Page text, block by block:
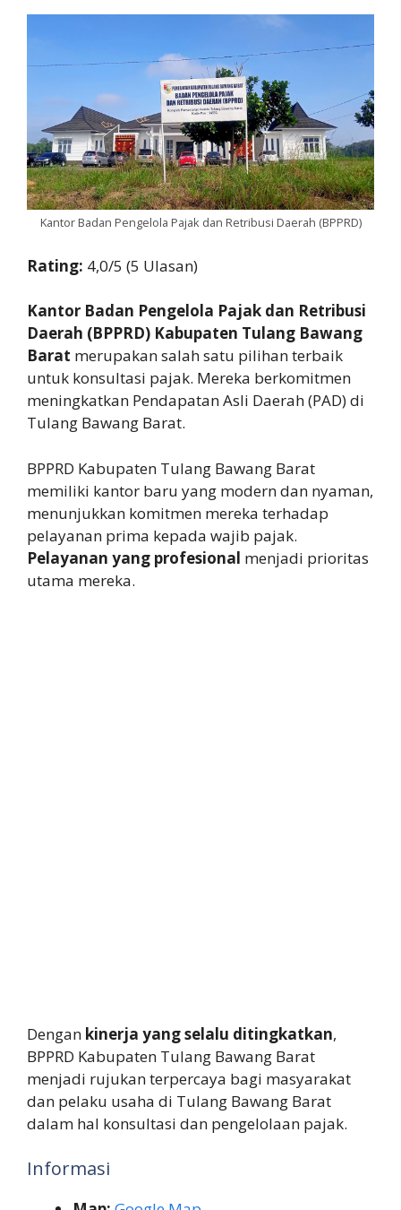
Kantor Badan Pengelola Pajak dan Retribusi Daerah (BPPRD)
Rating: 4,0/5 (5 Ulasan)
Kantor Badan Pengelola Pajak dan Retribusi
Daerah (BPPRD) Kabupaten Tulang Bawang
Barat merupakan salah satu pilihan terbaik
untuk konsultasi pajak. Mereka berkomitmen
meningkatkan Pendapatan Asli Daerah (PAD) di
Tulang Bawang Barat.
BPPRD Kabupaten Tulang Bawang Barat
memiliki kantor baru yang modern dan nyaman,
menunjukkan komitmen mereka terhadap
pelayanan prima kepada wajib pajak.
Pelayanan yang profesional menjadi prioritas
utama mereka.
Dengan kinerja yang selalu ditingkatkan,
BPPRD Kabupaten Tulang Bawang Barat
menjadi rujukan terpercaya bagi masyarakat
dan pelaku usaha di Tulang Bawang Barat
dalam hal konsultasi dan pengelolaan pajak.
Informasi